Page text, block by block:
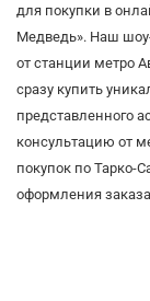
для покупки в
Медведь». Наш
от станции метро
сразу купить
представленного
консультацию от
покупок по Тарко-
оформления